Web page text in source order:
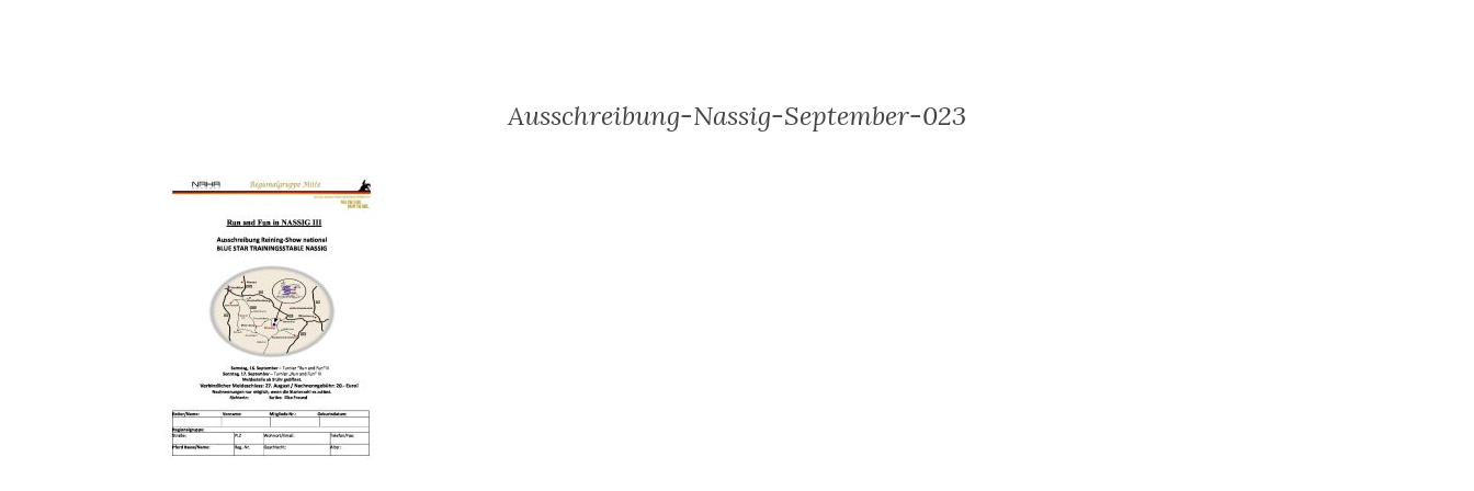
Ausschreibung-Nassig-September-023